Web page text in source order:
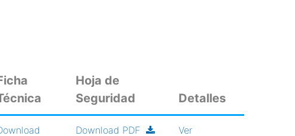
Hoja de
Seguridad
Detalles
Download PDF
Ver